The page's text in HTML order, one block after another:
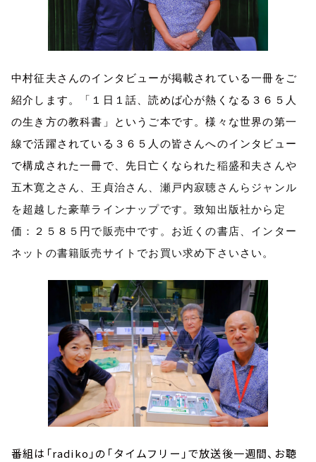
中村征夫さんのインタビューが掲載されている一冊をご
紹介します。「１日１話、読めば心が熱くなる３６５人
の生き方の教科書」というご本です。様々な世界の第一
線で活躍されている３６５人の皆さんへのインタビュー
で構成された一冊で、先日亡くなられた 稲盛和夫さんや
五木寛之さん、王貞治さん、瀬戸内寂聴さんらジャンル
を超越した豪華ラインナップです。致知出版社から定
価：２５８５円で販売中です。お近くの書店、インター
ネットの書籍販売サイトでお買い求め下さい さい。
番組は「radiko」の「タイムフリー」で放送後一週間、お聴